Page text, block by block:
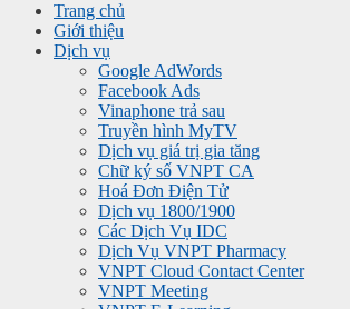
Trang chủ
Giới thiệu
Dịch vụ
Google AdWords
Facebook Ads
Vinaphone trả sau
Truyền hình MyTV
Dịch vụ giá trị gia tăng
Chữ ký số VNPT CA
Hoá Đơn Điện Tử
Dịch vụ 1800/1900
Các Dịch Vụ IDC
Dịch Vụ VNPT Pharmacy
VNPT Cloud Contact Center
VNPT Meeting